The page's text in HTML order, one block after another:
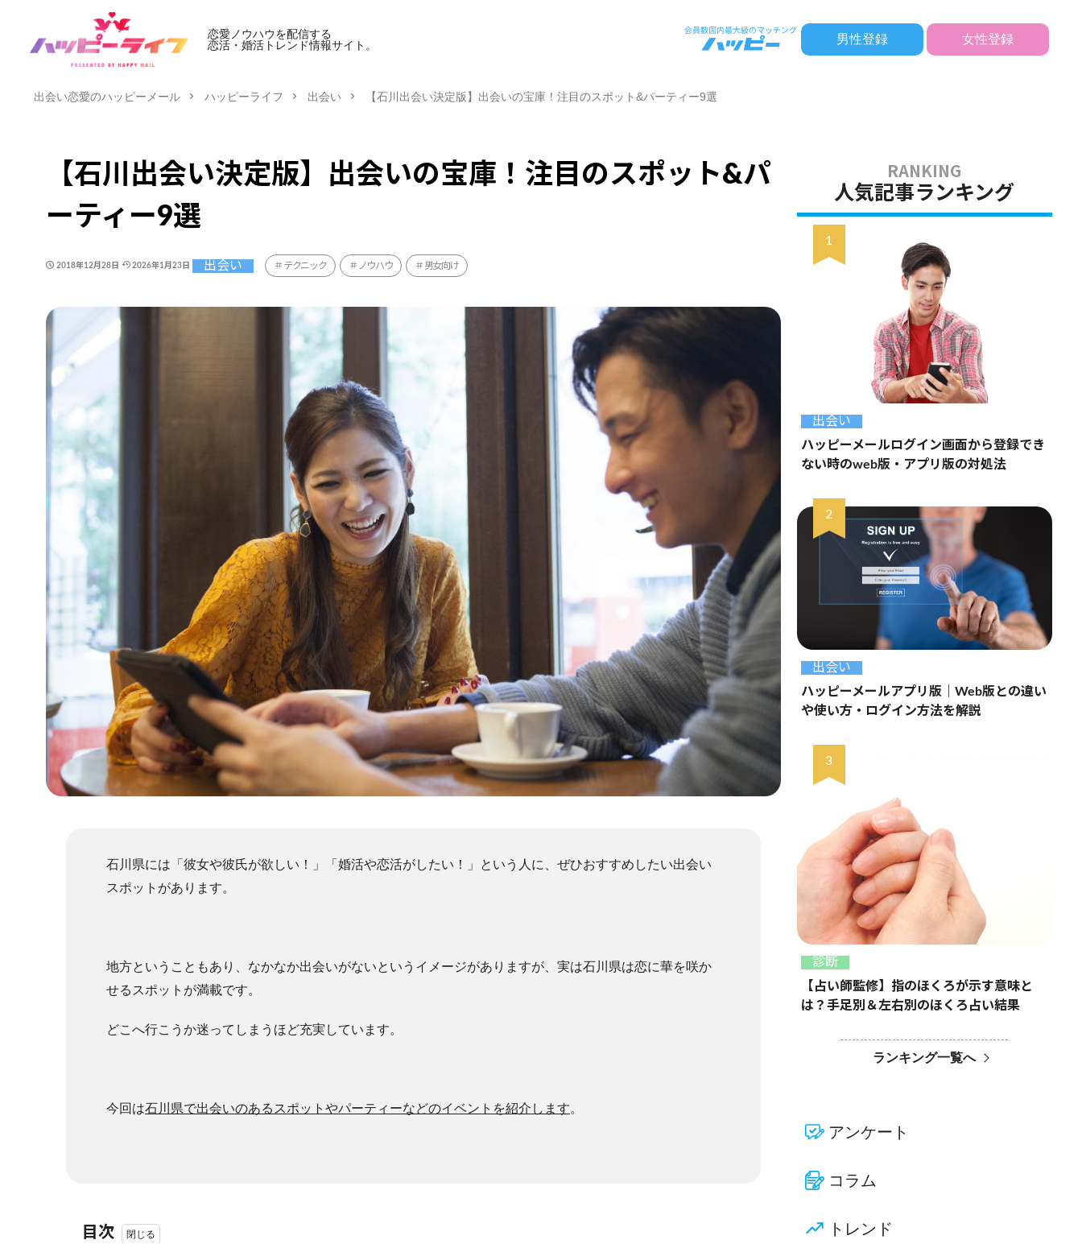
恋愛ノウハウを配信する
恋活・婚活トレンド情報サイト。
男性登録 女性登録
出会い恋愛のハッピーメール ハッピーライフ 出会い 【石川出会い決定版】出会いの宝庫！注目のスポット&パーティー9選
【石川出会い決定版】出会いの宝庫！注目のスポット&パ
ーティー9選
2018年12月28日 2026年1月23日 出会い テクニック ノウハウ 男女向け
石川県には「彼女や彼氏が欲しい！」「婚活や恋活がしたい！」という人に、ぜひおすすめしたい出会い
スポットがあります。
地方ということもあり、なかなか出会いがないというイメージがありますが、実は石川県は恋に華を咲か
せるスポットが満載です。
どこへ行こうか迷ってしまうほど充実しています。
今回は石川県で出会いのあるスポットやパーティーなどのイベントを紹介します。
目次
人気記事ランキング
出会い
ハッピーメールログイン画面から登録でき
ない時のweb版・アプリ版の対処法
出会い
ハッピーメールアプリ版｜Web版との違い
や使い方・ログイン方法を解説
診断
【占い師監修】指のほくろが示す意味と
は？手足別＆左右別のほくろ占い結果
ランキング一覧へ
アンケート
コラム
トレンド